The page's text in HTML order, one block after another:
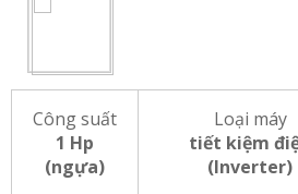
Công suất
1 Hp
(ngựa)
Loại máy
tiết kiệm
(Inverter)